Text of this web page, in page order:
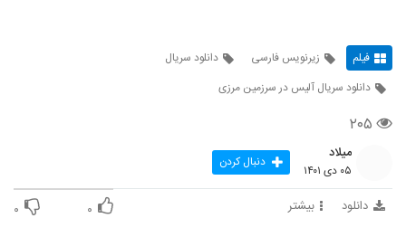
فیلم زیرنویس فارسی
دانلود سریال
دانلود سریال آلیس در سرزمین مرزی
۲۰۵
میلاد
۰۵ دی ۱۴۰۱ دنبال کردن
دانلود بیشتر ۰ ۰